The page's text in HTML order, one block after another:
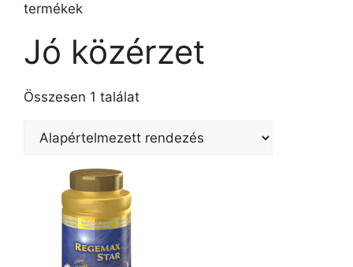
termékek
Jó közérzet
Összesen 1 találat